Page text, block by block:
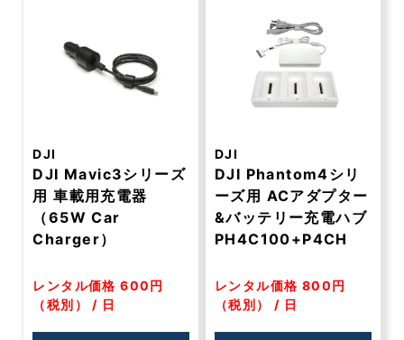
DJI
DJI Mavic3シリーズ
用 車載用充電器
（65W Car
Charger）
レンタル価格 600円
（税別） / 日
DJI
DJI Phantom4シリ
ーズ用 ACアダプター
&バッテリー充電ハブ
PH4C100+P4CH
レンタル価格 800円
（税別） / 日